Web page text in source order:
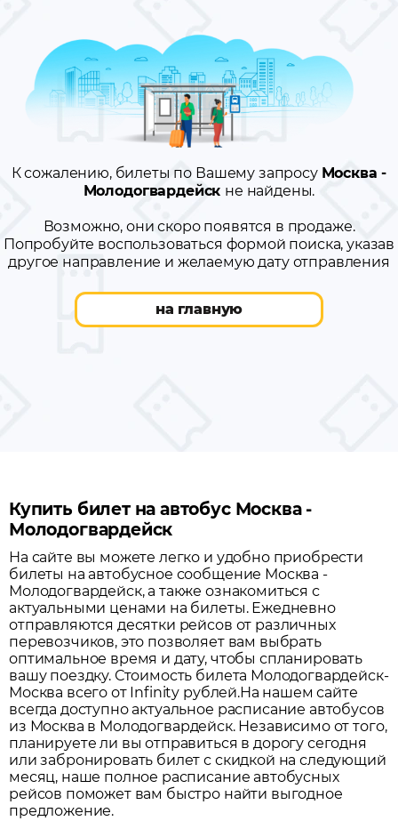
К сожалению, билеты по Вашему запросу Москва -
Молодогвардейск не найдены.
Возможно, они скоро появятся в продаже.
Попробуйте воспользоваться формой поиска, указав
другое направление и желаемую дату отправления
на главную
Купить билет на автобус Москва -
Молодогвардейск
На сайте вы можете легко и удобно приобрести
билеты на автобусное сообщение Москва -
Молодогвардейск, а также ознакомиться с
актуальными ценами на билеты. Ежедневно
отправляются десятки рейсов от различных
перевозчиков, это позволяет вам выбрать
оптимальное время и дату, чтобы спланировать
вашу поездку. Стоимость билета Молодогвардейск-
Москва всего от Infinity рублей.На нашем сайте
всегда доступно актуальное расписание автобусов
из Москва в Молодогвардейск. Независимо от того,
планируете ли вы отправиться в дорогу сегодня
или забронировать билет с скидкой на следующий
месяц, наше полное расписание автобусных
рейсов поможет вам быстро найти выгодное
предложение.